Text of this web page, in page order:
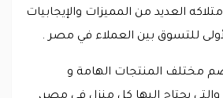
العديد من المميزات والإيجابيات
للتسوق بين العملاء في مصر .
مختلف المنتجات الهامة و